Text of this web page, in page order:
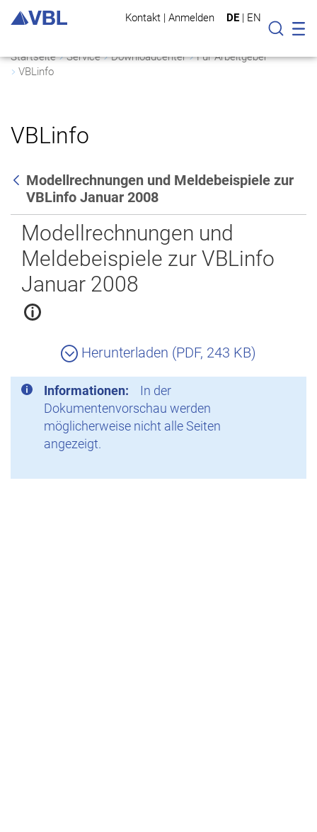
Kontakt | Anmelden DE | EN
Suche
Startseite Service Downloadcenter
Für Arbeitgeber
VBLinfo
VBLinfo
Zurück
Modellrechnungen und Meldebeispiele zur
VBLinfo Januar 2008
Modellrechnungen und
Meldebeispiele zur VBLinfo
Januar 2008
Herunterladen (PDF, 243 KB)
Informationen:
In der
Dokumentenvorschau werden
möglicherweise nicht alle Seiten
angezeigt.